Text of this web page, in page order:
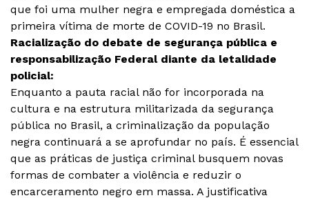
que foi uma mulher negra e empregada doméstica a
primeira vítima de morte de COVID-19 no Brasil.
Racialização do debate de segurança pública e
responsabilização Federal diante da letalidade
policial:
Enquanto a pauta racial não for incorporada na
cultura e na estrutura militarizada da segurança
pública no Brasil, a criminalização da população
negra continuará a se aprofundar no país. É essencial
que as práticas de justiça criminal busquem novas
formas de combater a violência e reduzir o
encarceramento negro em massa. A justificativa